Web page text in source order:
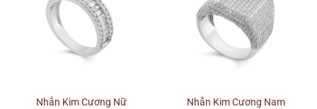
Nhẫn Kim Cương Nữ
Nhẫn Kim Cương Nam